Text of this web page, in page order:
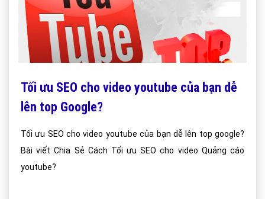
Tối ưu SEO cho video youtube của bạn dễ
lên top Google?
Tối ưu SEO cho video youtube của bạn dễ lên top google?
Bài viết Chia Sẻ Cách Tối ưu SEO cho video Quảng cáo
youtube?